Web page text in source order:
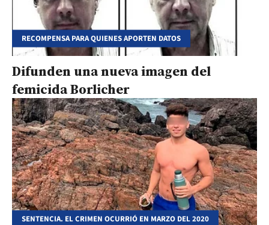
RECOMPENSA PARA QUIENES APORTEN DATOS
Difunden una nueva imagen del
femicida Borlicher
SENTENCIA. EL CRIMEN OCURRIÓ EN MARZO DEL 2020